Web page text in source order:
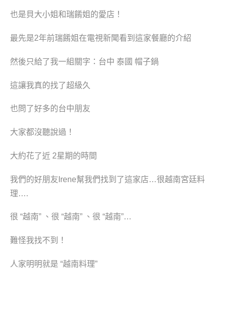
也是貝大小姐和瑞餚姐的愛店！
最先是2年前瑞餚姐在電視新聞看到這家餐廳的介紹
然後只給了我一組關字：台中 泰國 帽子鍋
這讓我真的找了超級久
也問了好多的台中朋友
大家都沒聽說過！
大約花了近 2星期的時間
我們的好朋友Irene幫我們找到了這家店…很越南宮廷料
理….
很 “越南” 、 很 “越南” 、 很 “越南”…
難怪我找不到！
人家明明就是 “越南料理”